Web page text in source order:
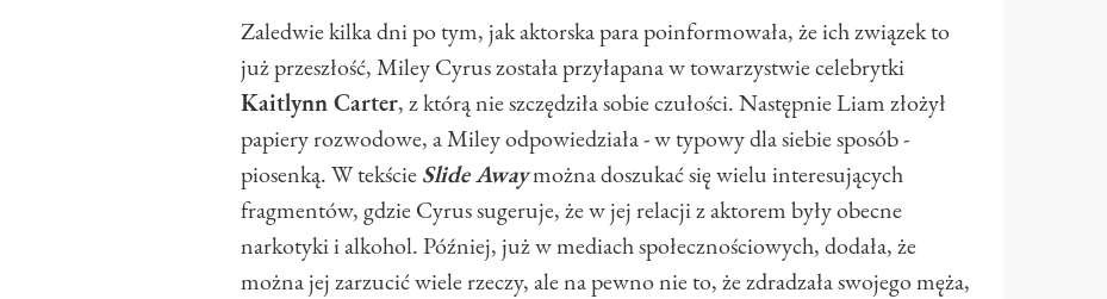
Zaledwie kilka dni po tym, jak aktorska para poinformowała, że ich związek to
już przeszłość, Miley Cyrus została przyłapana w towarzystwie celebrytki
Kaitlynn Carter, z którą nie szczędziła sobie czułości. Następnie Liam złożył
papiery rozwodowe, a Miley odpowiedziała - w typowy dla siebie sposób -
piosenką. W tekścieSlide Awaymożna doszukać się wielu interesujących
fragmentów, gdzie Cyrus sugeruje, że w jej relacji z aktorem były obecne
narkotyki i alkohol. Później, już w mediach społecznościowych, dodała, że
można jej zarzucić wiele rzeczy, ale na pewno nie to, że zdradzała swojego męża,